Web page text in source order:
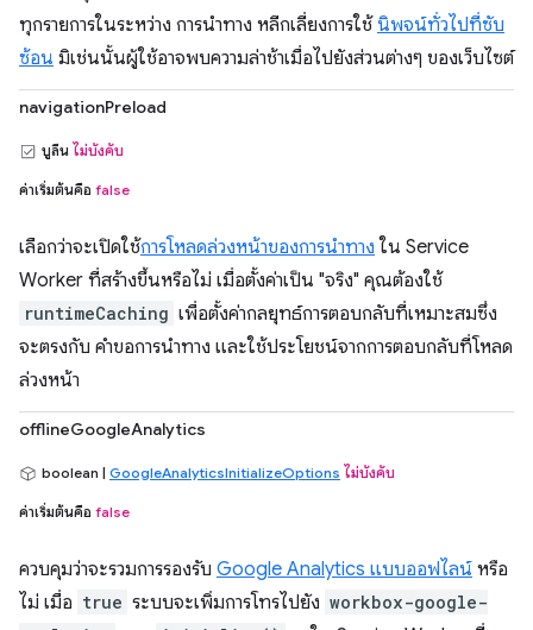
ทุกรายการในระหว่าง การนำทาง หลีกเลี่ยงการใช้ นิพจน์ทั่วไปที่ซับ
ซ้อน มิเช่นนั้นผู้ใช้อาจพบความล่าช้าเมื่อไปยังส่วนต่างๆ ของเว็บไซต์
navigationPreload
บูลีน ไม่บังคับ
ค่าเริ่มต้นคือ false
เลือกว่าจะเปิดใช้การโหลดล่วงหน้าของการนำทาง ใน Service
Worker ที่สร้างขึ้นหรือไม่ เมื่อตั้งค่าเป็น "จริง" คุณต้องใช้
runtimeCaching เพื่อตั้งค่ากลยุทธ์การตอบกลับที่เหมาะสมซึ่ง
จะตรงกับ คำขอการนำทาง และใช้ประโยชน์จากการตอบกลับที่โหลด
ล่วงหน้า
offlineGoogleAnalytics
boolean | GoogleAnalyticsInitializeOptions ไม่บังคับ
ค่าเริ่มต้นคือ false
ควบคุมว่าจะรวมการรองรับ Google Analytics แบบออฟไลน์ หรือ
ไม่ เมื่อ true ระบบจะเพิ่มการโทรไปยัง workbox-google-